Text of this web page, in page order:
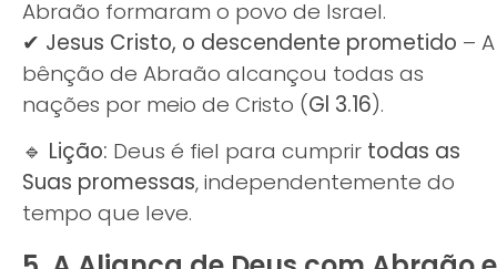
Abraão formaram o povo de Israel.
✔ Jesus Cristo, o descendente prometido – A
bênção de Abraão alcançou todas as
nações por meio de Cristo (Gl 3.16).
🔹 Lição: Deus é fiel para cumprir todas as
Suas promessas, independentemente do
tempo que leve.